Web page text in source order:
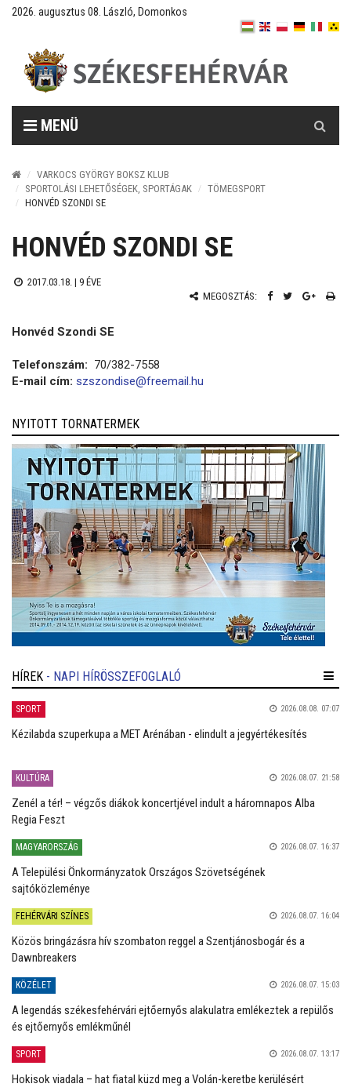
2026. augusztus 08. László, Domonkos
MENÜ
VARKOCS GYÖRGY BOKSZ KLUB
SPORTOLÁSI LEHETŐSÉGEK, SPORTÁGAK
TÖMEGSPORT
HONVÉD SZONDI SE
HONVÉD SZONDI SE
2017.03.18. | 9 ÉVE
MEGOSZTÁS:
Honvéd Szondi SE
Telefonszám: 70/382-7558
E-mail cím: szszondise@freemail.hu
NYITOTT TORNATERMEK
HÍREK - NAPI HÍRÖSSZEFOGLALÓ
SPORT 2026.08.08. 07:07
Kézilabda szuperkupa a MET Arénában - elindult a jegyértékesítés
KULTÚRA 2026.08.07. 21:58
Zenél a tér! – végzős diákok koncertjével indult a háromnapos Alba
Regia Feszt
MAGYARORSZÁG 2026.08.07. 16:37
A Települési Önkormányzatok Országos Szövetségének
sajtóközleménye
FEHÉRVÁRI SZÍNES 2026.08.07. 16:04
Közös bringázásra hív szombaton reggel a Szentjánosbogár és a
Dawnbreakers
KÖZÉLET 2026.08.07. 15:03
A legendás székesfehérvári ejtőernyős alakulatra emlékeztek a repülős
és ejtőernyős emlékműnél
SPORT 2026.08.07. 13:17
Hokisok viadala – hat fiatal küzd meg a Volán-keretbe kerülésért